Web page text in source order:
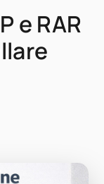
e RAR